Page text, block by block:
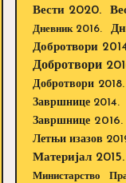
Вести 2020.
Дневник 2016.
Добротвори
Добротвори
Добротвори 2018.
Завршнице 2014.
Завршнице 2016.
Летњи изазов
Материјал 2015.
Министарство